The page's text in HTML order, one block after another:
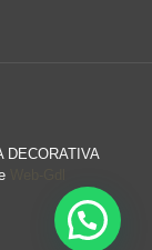
DECORATIVA